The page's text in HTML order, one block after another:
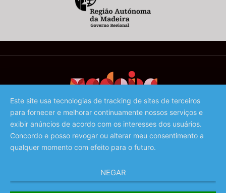
©️ 2023 - Associação de Promoção da Madeira
Este site usa tecnologias de tracking de sites de terceiros
para fornecer e melhorar continuamente nossos serviços e
exibir anúncios de acordo com os interesses dos usuários.
Concordo e posso revogar ou alterar meu consentimento a
qualquer momento com efeito para o futuro.
NEGAR